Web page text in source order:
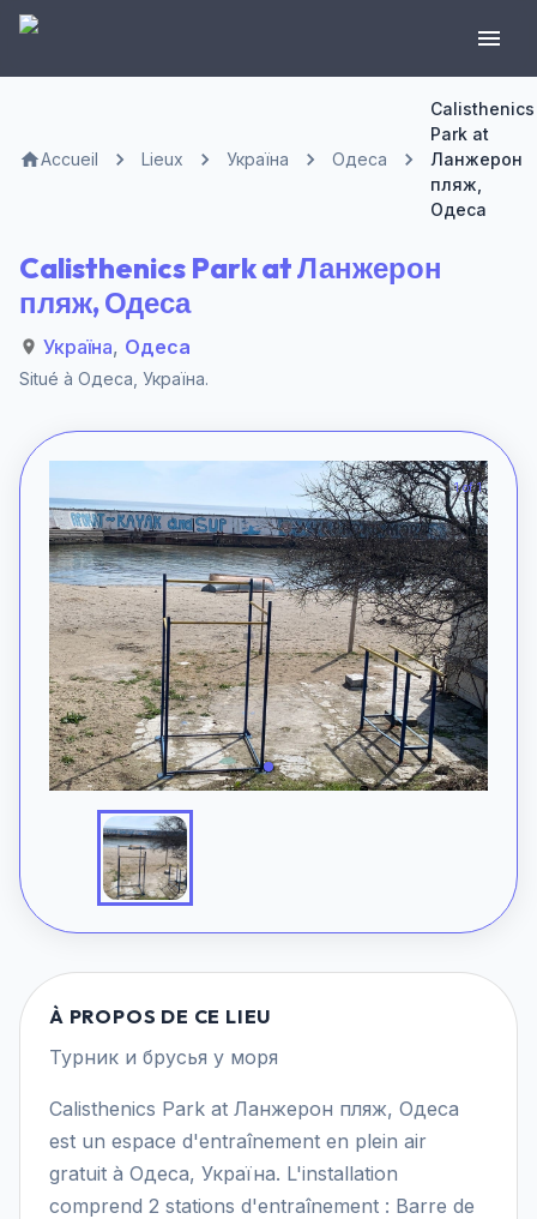
Accueil Lieux Україна Одеса
Calisthenics
Park at
Ланжерон
пляж,
Одеса
Calisthenics Park at Ланжерон
пляж, Одеса
Україна, Одеса
Situé à Одеса Україна.
1 of 1
À PROPOS DE CE LIEU
Турник и брусья у моря
Calisthenics Park at Ланжерон пляж, Одеса
est un espace d'entraînement en plein air
gratuit à Одеса, Україна. L'installation
comprend 2 stations d'entraînement : Barre de